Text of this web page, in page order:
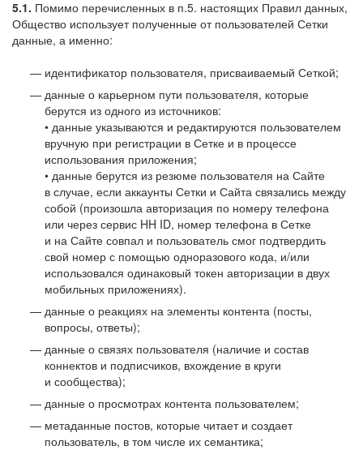
5.1. Помимо перечисленных в п.5. настоящих Правил данных,
Общество использует полученные от пользователей Сетки
данные, а именно:
идентификатор пользователя, присваиваемый Сеткой;
данные о карьерном пути пользователя, которые
берутся из одного из источников:
• данные указываются и редактируются пользователем
вручную при регистрации в Сетке и в процессе
использования приложения;
• данные берутся из резюме пользователя на Сайте
в случае, если аккаунты Сетки и Сайта связались между
собой (произошла авторизация по номеру телефона
или через сервис HH ID, номер телефона в Сетке
и на Сайте совпал и пользователь смог подтвердить
свой номер с помощью одноразового кода, и/или
использовался одинаковый токен авторизации в двух
мобильных приложениях).
данные о реакциях на элементы контента (посты,
вопросы, ответы);
данные о связях пользователя (наличие и состав
коннектов и подписчиков, вхождение в круги
и сообщества);
данные о просмотрах контента пользователем;
метаданные постов, которые читает и создает
пользователь, в том числе их семантика;